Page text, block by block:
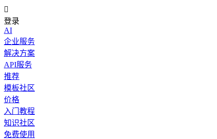

登录
AI
企业服务
解决方案
API服务
推荐
模板社区
价格
入门教程
知识社区
免费使用